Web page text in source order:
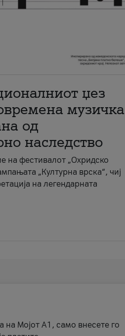
џез
музичка
од
наследство
на фестивалот „Охридско
„Културна врска“, чиј
на легендарната
на Мојот А1, само внесете го